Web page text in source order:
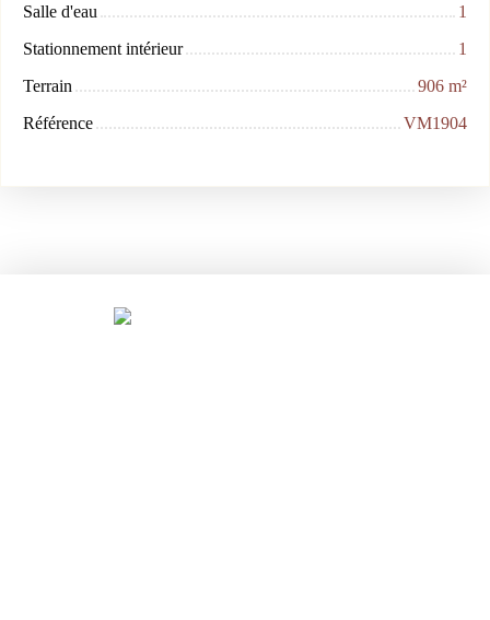
Salle d'eau
1
Stationnement intérieur
1
Terrain
906 m²
Référence
VM1904